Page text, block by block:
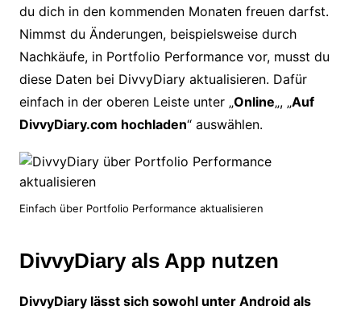
du dich in den kommenden Monaten freuen darfst.
Nimmst du Änderungen, beispielsweise durch
Nachkäufe, in Portfolio Performance vor, musst du
diese Daten bei DivvyDiary aktualisieren. Dafür
einfach in der oberen Leiste unter „Online„, „Auf
DivvyDiary.com hochladen“ auswählen.
Einfach über Portfolio Performance aktualisieren
DivvyDiary als App nutzen
DivvyDiary lässt sich sowohl unter Android als